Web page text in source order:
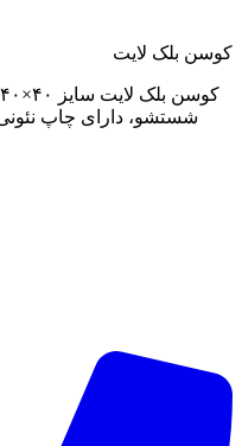
کوسن بلک لایت
شستشو، دارای چاپ